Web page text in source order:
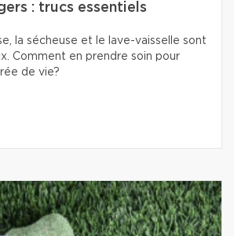
: trucs essentiels
la sécheuse et le lave-vaisselle sont
Comment en prendre soin pour
de vie?